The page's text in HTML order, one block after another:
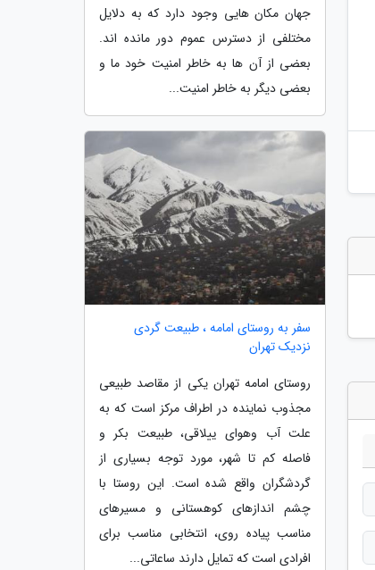
جهان مکان هایی وجود دارد که به دلایل
مختلفی از دسترس عموم دور مانده اند.
بعضی از آن ها به خاطر امنیت خود ما و
بعضی دیگر به خاطر امنیت...
سفر به روستای امامه ، طبیعت گردی
نزدیک تهران
روستای امامه تهران یکی از مقاصد طبیعی
مجذوب نماینده در اطراف مرکز است که به
علت آب وهوای ییلاقی، طبیعت بکر و
فاصله کم تا شهر، مورد توجه بسیاری از
گردشگران واقع شده است. این روستا با
چشم اندازهای کوهستانی و مسیرهای
مناسب پیاده روی، انتخابی مناسب برای
افرادی است که تمایل دارند ساعاتی...